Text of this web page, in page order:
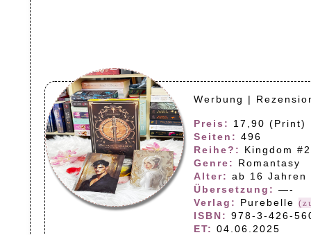
Werbung |
Preis:
17,90 (Print)
Seiten: 496
Reihe?:
Kingdom #2
Genre:
Romantasy
Alter: ab 16 Jahren
Übersetzung: —-
Verlag:
Purebelle
ISBN: 978-3-426-
ET: 04.06.2025